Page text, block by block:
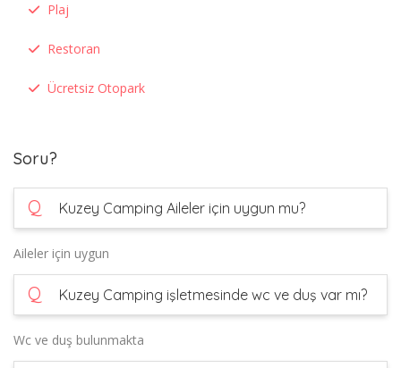
Plaj
Restoran
Ücretsiz Otopark
Soru?
Q Kuzey Camping Aileler için uygun mu?
Aileler için uygun
Q Kuzey Camping işletmesinde wc ve duş var mı?
Wc ve duş bulunmakta